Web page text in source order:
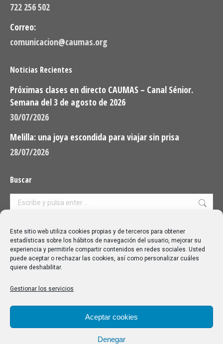
Este sitio web utiliza cookies propias y de terceros para obtener
estadísticas sobre los hábitos de navegación del usuario, mejorar su
experiencia y permitirle compartir contenidos en redes sociales. Usted
puede aceptar o rechazar las cookies, así como personalizar cuáles
quiere deshabilitar.
Gestionar los servicios
Aceptar cookies
Denegar
722 256 502
Correo:
comunicacion@caumas.org
Noticias Recientes
Próximas clases en directo CAUMAS – Canal Sénior.
Semana del 3 de agosto de 2026
30/07/2026
Melilla: una joya escondida para viajar sin prisa
28/07/2026
Buscar
Buscar:
Aviso Legal|Política de privacidad|Política de cookies